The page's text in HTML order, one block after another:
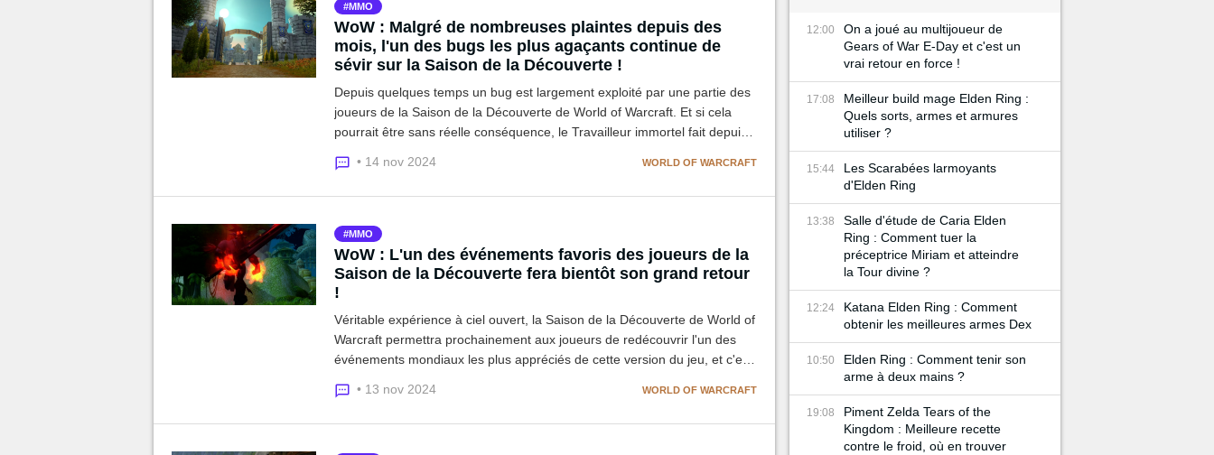
MMO
WoW : Malgré de nombreuses plaintes depuis des
mois, l'un des bugs les plus agaçants continue de
sévir sur la Saison de la Découverte !
Depuis quelques temps un bug est largement exploité par une partie des
joueurs de la Saison de la Découverte de World of Warcraft. Et si cela
pourrait être sans réelle conséquence, le Travailleur immortel fait depuis
• 14 nov 2024 WORLD OF WARCRAFT
MMO
WoW : L'un des événements favoris des joueurs de la
Saison de la Découverte fera bientôt son grand retour
!
Véritable expérience à ciel ouvert, la Saison de la Découverte de World of
Warcraft permettra prochainement aux joueurs de redécouvrir l'un des
événements mondiaux les plus appréciés de cette version du jeu, et c'est
nouvelle ?
• 13 nov 2024 WORLD OF WARCRAFT
12:00
On a joué au multijoueur de
Gears of War E-Day et c'est un
vrai retour en force !
17:08
Meilleur build mage Elden Ring :
Quels sorts, armes et armures
utiliser ?
15:44
Les Scarabées larmoyants
d'Elden Ring
13:38
Salle d'étude de Caria Elden
Ring : Comment tuer la
préceptrice Miriam et atteindre
la Tour divine ?
12:24
Katana Elden Ring : Comment
obtenir les meilleures armes Dex
10:50
Elden Ring : Comment tenir son
arme à deux mains ?
19:08
Piment Zelda Tears of the
Kingdom : Meilleure recette
contre le froid, où en trouver